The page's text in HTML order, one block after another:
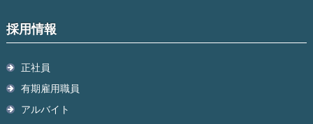
採用情報
正社員
有期雇用職員
アルバイト